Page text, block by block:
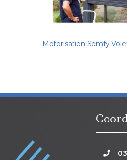
Motorisation Somfy